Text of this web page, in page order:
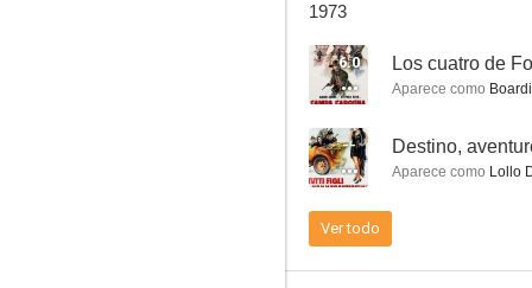
--
1973
6.0 Los cuatro de
Aparece como
-- Destino,
Aparece como Lollo
Ver todo